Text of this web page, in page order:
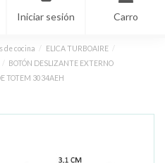
Iniciar sesión Carro
de cocina
ELICA TURBOAIRE
BOTÓN DESLIZANTE EXTERNO
TOTEM 3034AEH